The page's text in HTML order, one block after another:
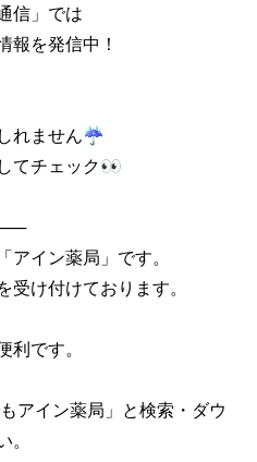
信」では
報を発信中！
れません☔
てチェック👀
イン薬局」です。
け付けております。
です。
アイン薬局」と検索・ダウ